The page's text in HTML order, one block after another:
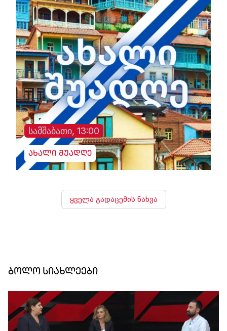
სამშაბათი, 13:00
ახალი შუადღე
ყველა გადაცემის ნახვა
ბოლო სიახლეები